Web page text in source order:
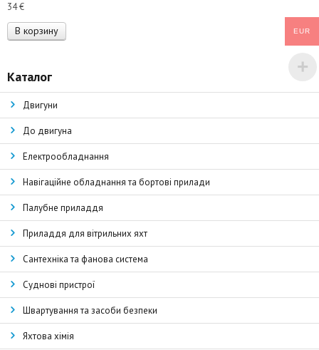
34€
В корзину
Каталог
Двигуни
До двигуна
Електрообладнання
Навігаційне обладнання та бортові прилади
Палубне приладдя
Приладдя для вітрильних яхт
Сантехніка та фанова система
Суднові пристрої
Швартування та засоби безпеки
Яхтова хімія
EUR